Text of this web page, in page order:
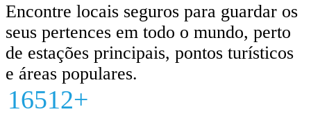
Encontre locais seguros para guardar os
seus pertences em todo o mundo, perto
de estações principais, pontos turísticos
e áreas populares.
16512+